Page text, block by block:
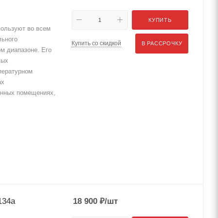
во всем
диапазоне. Его
помещениях,
КУПИТЬ
Купить со скидкой В РАССРОЧКУ
18 900 ₽/шт